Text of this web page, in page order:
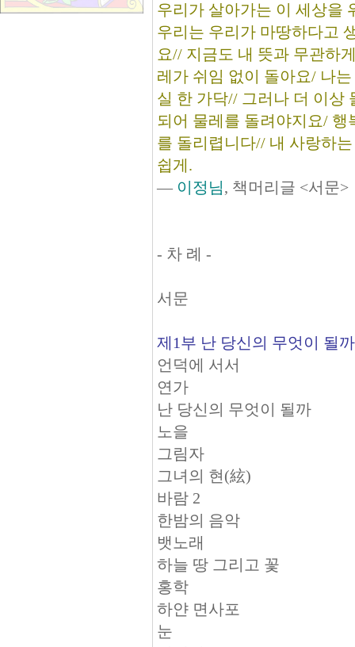
우리가 살아가는 이 세상을
우리는 우리가 마땅하다고
요// 지금도 내 뜻과 무관하
레가 쉬임 없이 돌아요/ 나
실 한 가닥// 그러나 더 이상
되어 물레를 돌려야지요/
를 돌리렵니다// 내 사랑하
쉽게.
― 이정님, 책머리글 <서문>
- 차 례 -
서문
제1부 난 당신의 무엇이 될까
언덕에 서서
연가
난 당신의 무엇이 될까
노을
그림자
그녀의 현(絃)
바람 2
한밤의 음악
뱃노래
하늘 땅 그리고 꽃
홍학
하얀 면사포
눈